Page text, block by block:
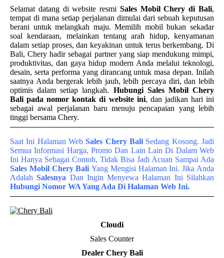
Selamat datang di website resmi Sales Mobil Chery di Bali,
tempat di mana setiap perjalanan dimulai dari sebuah keputusan
berani untuk melangkah maju. Memilih mobil bukan sekadar
soal kendaraan, melainkan tentang arah hidup, kenyamanan
dalam setiap proses, dan keyakinan untuk terus berkembang. Di
Bali, Chery hadir sebagai partner yang siap mendukung mimpi,
produktivitas, dan gaya hidup modern Anda melalui teknologi,
desain, serta performa yang dirancang untuk masa depan. Inilah
saatnya Anda bergerak lebih jauh, lebih percaya diri, dan lebih
optimis dalam setiap langkah. Hubungi Sales Mobil Chery
Bali pada nomor kontak di website ini, dan jadikan hari ini
sebagai awal perjalanan baru menuju pencapaian yang lebih
tinggi bersama Chery.
Saat Ini Halaman WebSales Chery Bali Sedang Kosong. Jadi
Semua Informasi Harga, Promo Dan Lain Lain Di Dalam Web
Ini Hanya Sebagai Contoh, Tidak Bisa Jadi Acuan Sampai Ada
Sales Mobil Chery BaliYang Mengisi Halaman Ini. Jika Anda
AdalahSalesnya Dan Ingin Menyewa Halaman Ini Silahkan
Hubungi Nomor WA Yang Ada Di Halaman Web Ini.
Cloudi
Sales Counter
Dealer Chery Bali